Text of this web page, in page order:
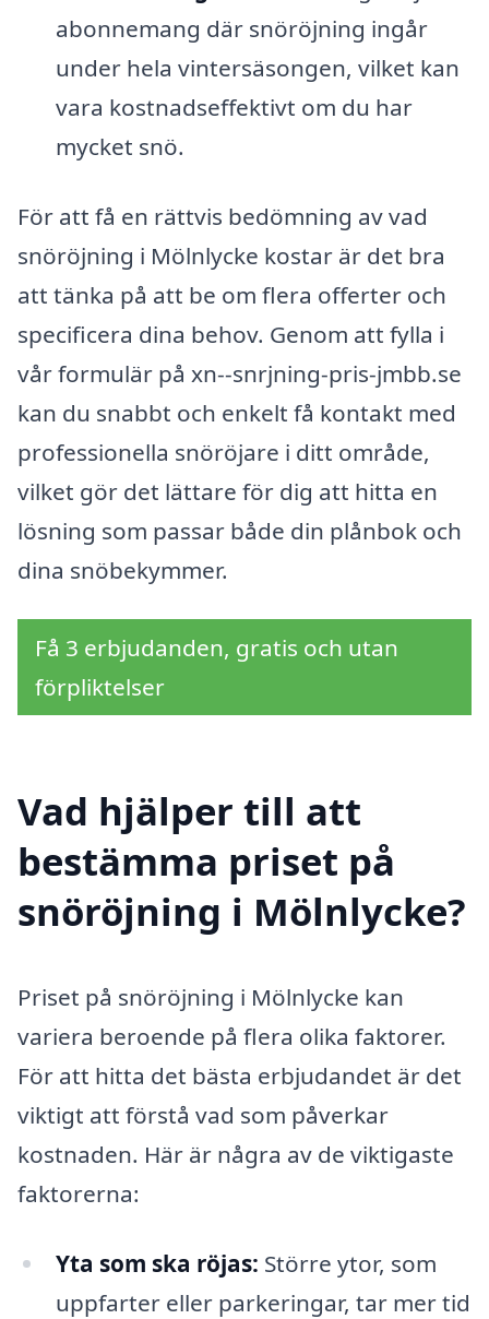
abonnemang där snöröjning ingår
under hela vintersäsongen, vilket kan
vara kostnadseffektivt om du har
mycket snö.
För att få en rättvis bedömning av vad
snöröjning i Mölnlycke kostar är det bra
att tänka på att be om flera offerter och
specificera dina behov. Genom att fylla i
vår formulär på xn--snrjning-pris-jmbb.se
kan du snabbt och enkelt få kontakt med
professionella snöröjare i ditt område,
vilket gör det lättare för dig att hitta en
lösning som passar både din plånbok och
dina snöbekymmer.
Få 3 erbjudanden, gratis och utan
förpliktelser
Vad hjälper till att
bestämma priset på
snöröjning i Mölnlycke?
Priset på snöröjning i Mölnlycke kan
variera beroende på flera olika faktorer.
För att hitta det bästa erbjudandet är det
viktigt att förstå vad som påverkar
kostnaden. Här är några av de viktigaste
faktorerna:
Yta som ska röjas: Större ytor, som
uppfarter eller parkeringar, tar mer tid